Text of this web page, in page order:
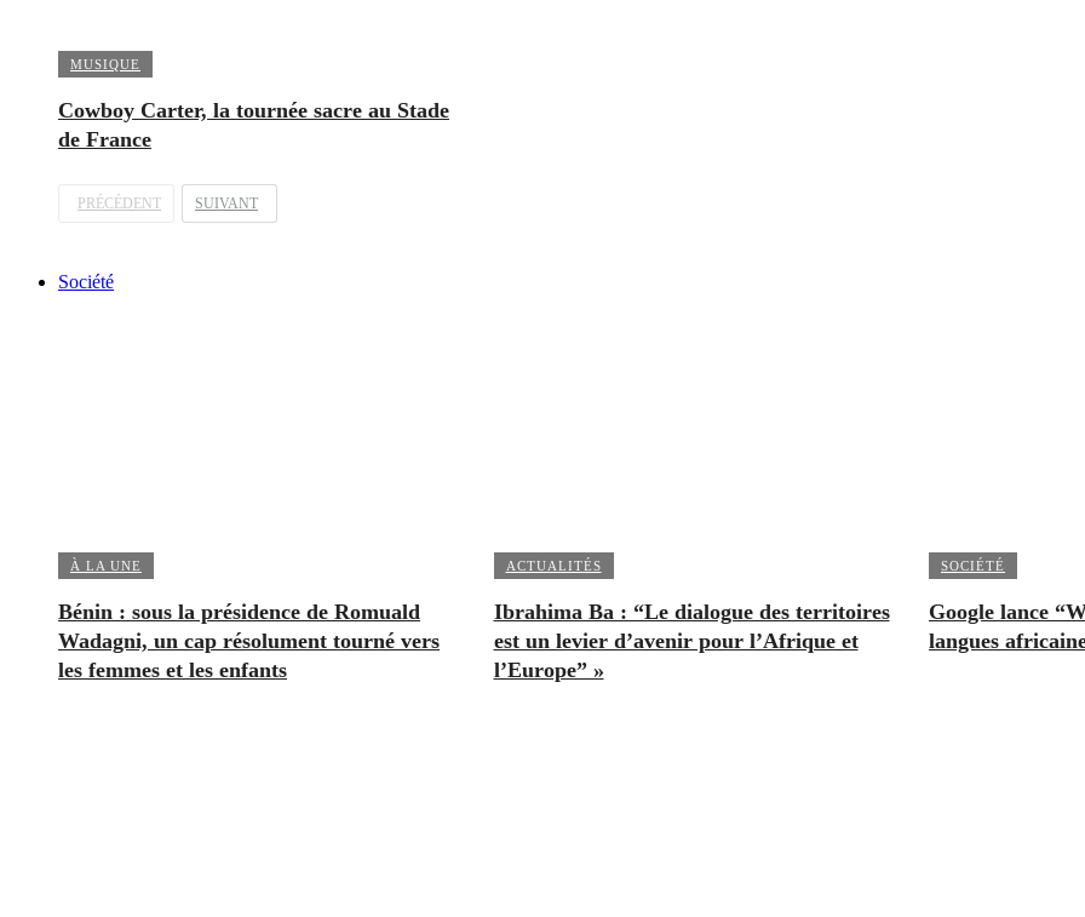
MUSIQUE
Cowboy Carter, la tournée sacre au Stade
de France
PRÉCÉDENT SUIVANT
Société
À LA UNE
Bénin : sous la présidence de Romuald
Wadagni, un cap résolument tourné vers
les femmes et les enfants
ACTUALITÉS
Ibrahima Ba : “Le dialogue des territoires
est un levier d’avenir pour l’Afrique et
l’Europe” »
SOCIÉTÉ
Google lance
langues